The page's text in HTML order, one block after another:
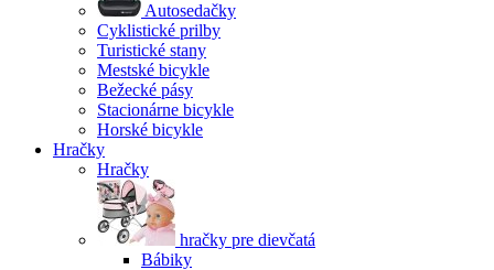
Autosedačky
Cyklistické prilby
Turistické stany
Mestské bicykle
Bežecké pásy
Stacionárne bicykle
Horské bicykle
Hračky
Hračky
hračky pre dievčatá
Bábiky